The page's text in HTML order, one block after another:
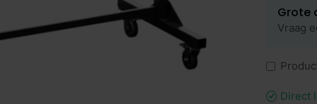
Grote
Vraag
Direct